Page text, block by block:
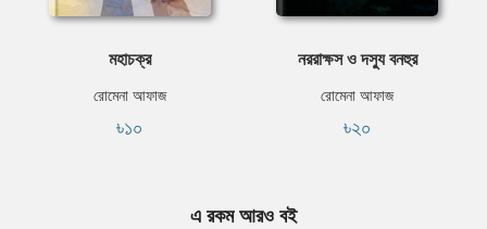
মহাচক্র
রোমেনা আফাজ
৳১০
নররাক্ষস ও দস্যু বনহুর
রোমেনা আফাজ
৳২০
এ রকম আরও বই